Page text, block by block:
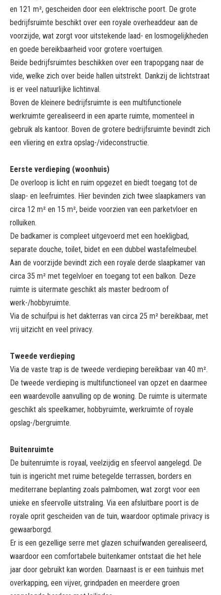
en 121 m², gescheiden door een elektrische poort. De grote
bedrijfsruimte beschikt over een royale overheaddeur aan de
voorzijde, wat zorgt voor uitstekende laad- en losmogelijkheden
en goede bereikbaarheid voor grotere voertuigen.
Beide bedrijfsruimtes beschikken over een trapopgang naar de
vide, welke zich over beide hallen uitstrekt. Dankzij de lichtstraat
is er veel natuurlijke lichtinval.
Boven de kleinere bedrijfsruimte is een multifunctionele
werkruimte gerealiseerd in een aparte ruimte, momenteel in
gebruik als kantoor. Boven de grotere bedrijfsruimte bevindt zich
een vliering en extra opslag-/videconstructie.
Eerste verdieping (woonhuis)
De overloop is licht en ruim opgezet en biedt toegang tot de
slaap- en leefruimtes. Hier bevinden zich twee slaapkamers van
circa 12 m² en 15 m², beide voorzien van een parketvloer en
rolluiken.
De badkamer is compleet uitgevoerd met een hoekligbad,
separate douche, toilet, bidet en een dubbel wastafelmeubel.
Aan de voorzijde bevindt zich een royale derde slaapkamer van
circa 35 m² met tegelvloer en toegang tot een balkon. Deze
ruimte is uitermate geschikt als master bedroom of
werk-/hobbyruimte.
Via de schuifpui is het dakterras van circa 25 m² bereikbaar, met
vrij uitzicht en veel privacy.
Tweede verdieping
Via de vaste trap is de tweede verdieping bereikbaar van 40 m².
De tweede verdieping is multifunctioneel van opzet en daarmee
een waardevolle aanvulling op de woning. De ruimte is uitermate
geschikt als speelkamer, hobbyruimte, werkruimte of royale
opslag-/bergruimte.
Buitenruimte
De buitenruimte is royaal, veelzijdig en sfeervol aangelegd. De
tuin is ingericht met ruime betegelde terrassen, borders en
mediterrane beplanting zoals palmbomen, wat zorgt voor een
unieke en sfeervolle uitstraling. Via een afsluitbare poort is de
royale oprit gescheiden van de tuin, waardoor optimale privacy is
gewaarborgd.
Er is een gezellige serre met glazen schuifwanden gerealiseerd,
waardoor een comfortabele buitenkamer ontstaat die het hele
jaar door gebruikt kan worden. Daarnaast is er een tuinhuis met
overkapping, een vijver, grindpaden en meerdere groen